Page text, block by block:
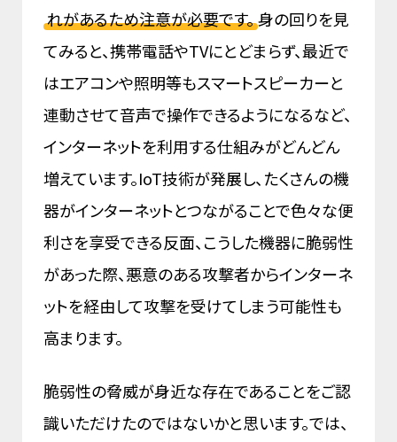
れがあるため注意が必要です。身の回りを見
てみると、携帯電話やTVにとどまらず、最近で
はエアコンや照明等もスマートスピーカーと
連動させて音声で操作できるようになるなど、
インターネットを利用する仕組みがどんどん
増えています。IoT技術が発展し、たくさんの機
器がインターネットとつながることで色々な便
利さを享受できる反面、こうした機器に脆弱性
があった際、悪意のある攻撃者からインターネ
ットを経由して攻撃を受けてしまう可能性も
高まります。
脆弱性の脅威が身近な存在であることをご認
識いただけたのではないかと思います。では、